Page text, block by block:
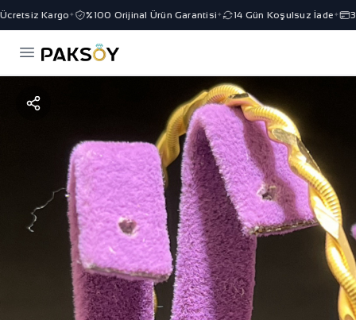
Kargo✦ %100 Orijinal Ürün Garantisi✦ 14 Gün Koşulsuz İade✦ 3